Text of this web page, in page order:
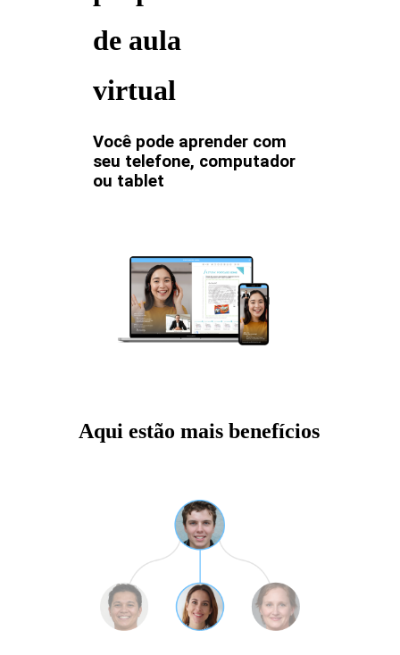
de aula
virtual
Você pode aprender com
seu telefone, computador
ou tablet
Aqui estão mais benefícios